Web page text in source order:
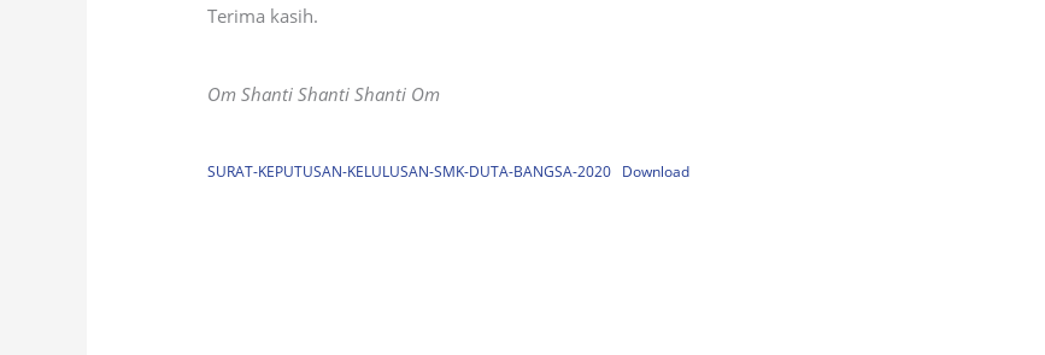
Terima kasih.
Om Shanti Shanti Shanti Om
SURAT-KEPUTUSAN-KELULUSAN-SMK-DUTA-BANGSA-2020 Download